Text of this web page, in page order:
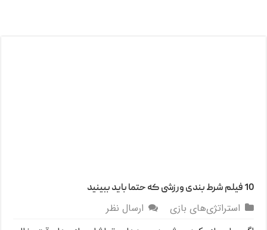
10 فیلم شرط‌ بندی ورزشی که حتما باید ببینید
استراتژی‌های بازی
ارسال نظر